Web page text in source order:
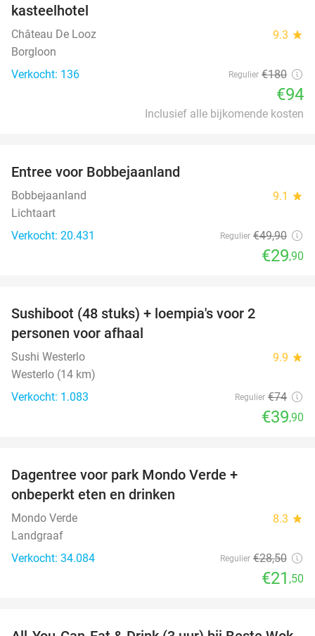
kasteelhotel
Château De Looz 9.3 star
Borgloon
Verkocht: 136
Regulier €180
€94
Inclusief alle bijkomende kosten
Entree voor Bobbejaanland
Bobbejaanland 9.1 star
Lichtaart
Verkocht: 20.431
Regulier €49,90
€29,90
Sushiboot (48 stuks) + loempia's voor 2
personen voor afhaal
Sushi Westerlo 9.9 star
Westerlo (14 km)
Verkocht: 1.083
Regulier €74
€39,90
Dagentree voor park Mondo Verde +
onbeperkt eten en drinken
Mondo Verde 8.3 star
Landgraaf
Verkocht: 34.084
Regulier €28,50
€21 ,50